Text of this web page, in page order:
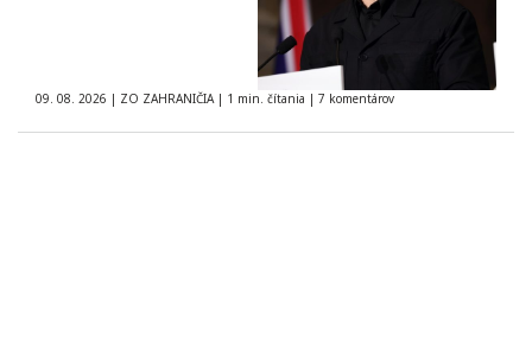
09. 08. 2026 | ZO ZAHRANIČIA | 1 min. čítania | 7 komentárov